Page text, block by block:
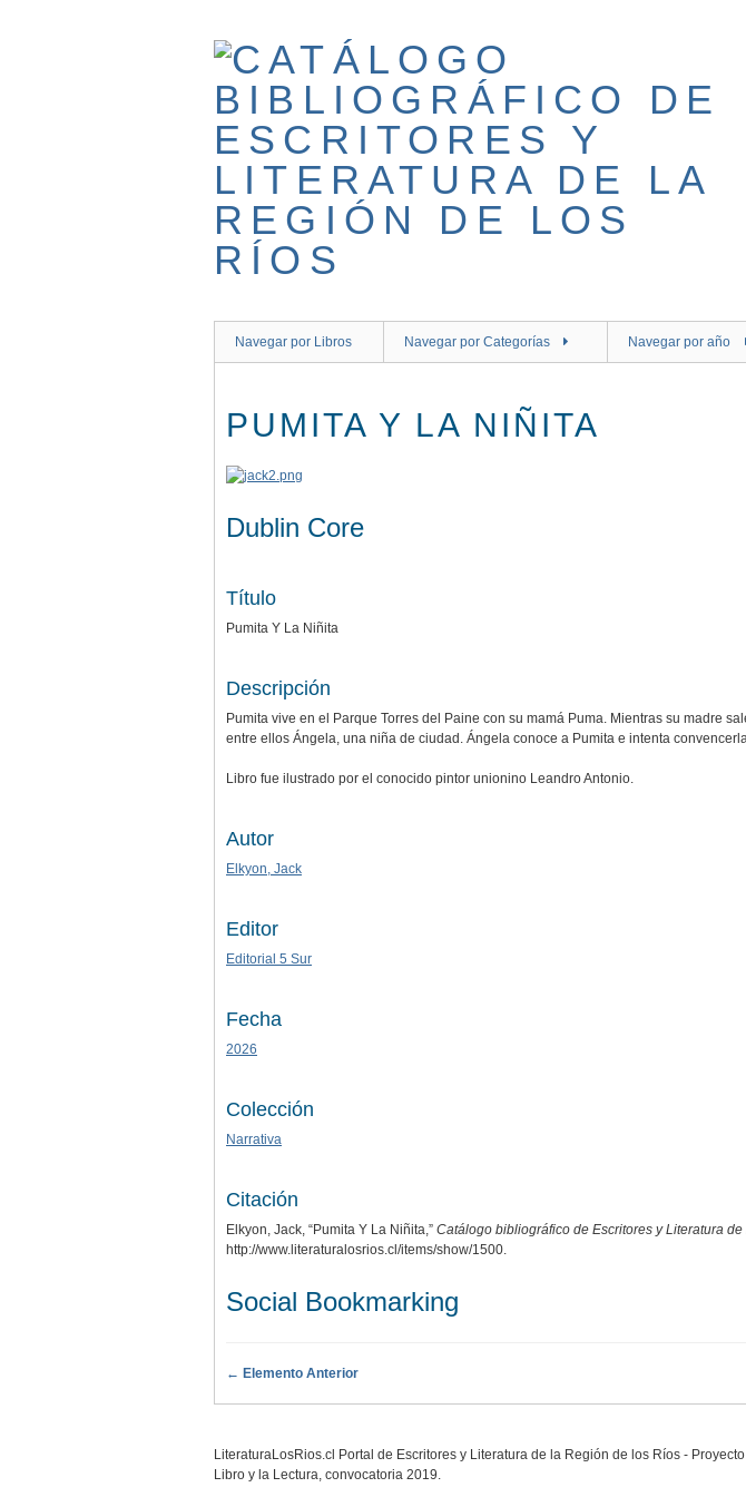
Navegar por Libros Navegar por Categorías Navegar por año
PUMITA Y LA NIÑITA
Dublin Core
Título
Pumita Y La Niñita
Descripción
Pumita vive en el Parque Torres del Paine con su mamá Puma. Mientras su madre
entre ellos Ángela, una niña de ciudad. Ángela conoce a Pumita e intenta
Libro fue ilustrado por el conocido pintor unionino Leandro Antonio.
Autor
Elkyon, Jack
Editor
Editorial 5 Sur
Fecha
2026
Colección
Narrativa
Citación
Elkyon, Jack, “Pumita Y La Niñita,” Catálogo bibliográfico de Escritores y Literatura
http://www.literaturalosrios.cl/items/show/1500.
Social Bookmarking
← Elemento Anterior
LiteraturaLosRios.cl Portal de Escritores y Literatura de la Región de los Ríos -
Libro y la Lectura, convocatoria 2019.